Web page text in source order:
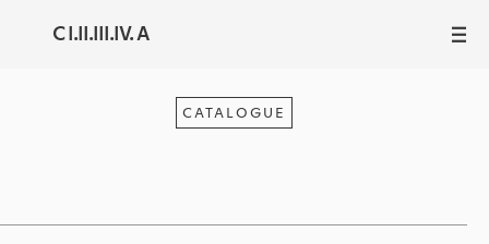
C I.II.III.IV. A III
CATALOGUE